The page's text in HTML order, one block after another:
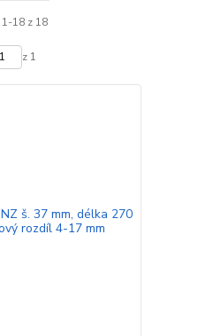
18 z 18
z 1